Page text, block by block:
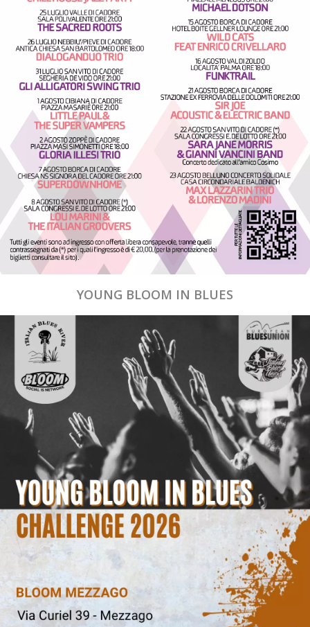
YOUNG BLOOM IN BLUES